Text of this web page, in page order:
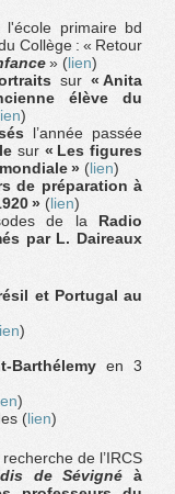
primaire bd
Collège : « Retour
» (lien)
sur« Anita
élève du
)
l’année passée
sur « Les figures
» (lien)
de préparation à
» (lien)
de la Radio
par L. Daireaux
et Portugal au
)
en 3
)
(lien)
de l’IRCS
de Sévigné à